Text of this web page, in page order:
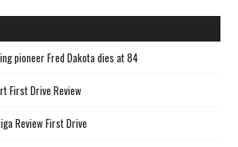
pioneer Fred Dakota dies at 84
First Drive Review
Review First Drive